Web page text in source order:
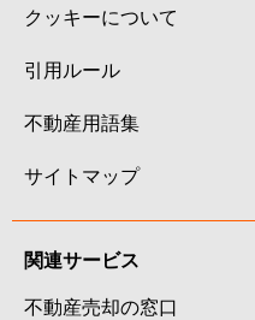
クッキーについて
引用ルール
不動産用語集
サイトマップ
関連サービス
不動産売却の窓口